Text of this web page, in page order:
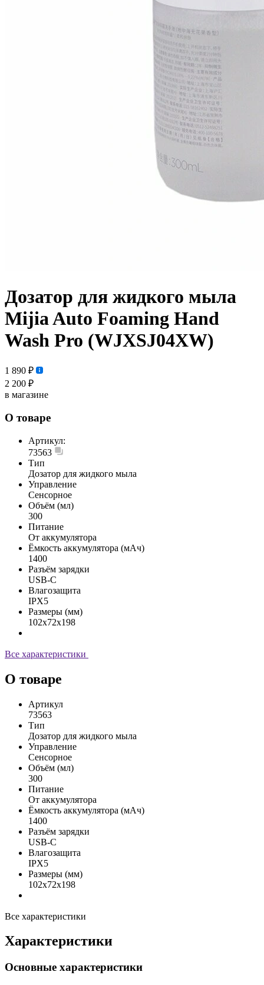
Дозатор для жидкого мыла
Mijia Auto Foaming Hand
Wash Pro (WJXSJ04XW)
1 890 ₽
2 200 ₽
в магазине
О товаре
Артикул:
73563
Тип
Дозатор для жидкого мыла
Управление
Сенсорное
Объём (мл)
300
Питание
От аккумулятора
Ёмкость аккумулятора (мАч)
1400
Разъём зарядки
USB-C
Влагозащита
IPX5
Размеры (мм)
102x72x198
Все характеристики
О товаре
Артикул
73563
Тип
Дозатор для жидкого мыла
Управление
Сенсорное
Объём (мл)
300
Питание
От аккумулятора
Ёмкость аккумулятора (мАч)
1400
Разъём зарядки
USB-C
Влагозащита
IPX5
Размеры (мм)
102x72x198
Все характеристики
Характеристики
Основные характеристики